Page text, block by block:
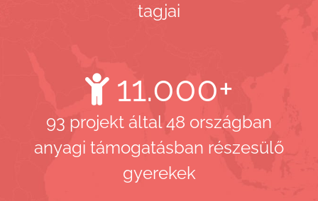
tagjai
11.000+
93 projekt által 48 országban
anyagi támogatásban részesülő
gyerekek